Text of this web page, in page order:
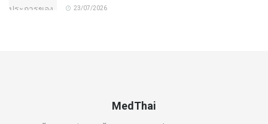
23/07/2026
MedThai